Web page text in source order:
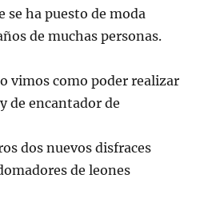
se ha puesto de moda
de muchas personas.
vimos como poder realizar
de encantador de
dos nuevos disfraces
de leones